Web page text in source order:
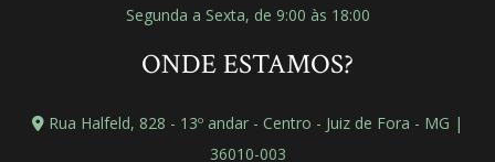
Segunda a Sexta, de 9:00 às 18:00
ONDE ESTAMOS?
Rua Halfeld, 828 - 13º andar - Centro - Juiz de Fora - MG |
36010-003